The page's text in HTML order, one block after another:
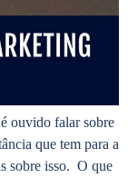
ouvido falar sobre
que tem para a
sobre isso. O que